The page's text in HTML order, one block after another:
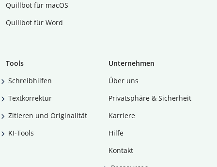
Quillbot für macOS
Quillbot für Word
Tools
Schreibhilfen
Textkorrektur
Zitieren und Originalität
KI-Tools
Unternehmen
Über uns
Privatsphäre & Sicherheit
Karriere
Hilfe
Kontakt